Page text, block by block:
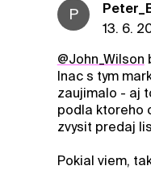
P
13. 6.
@John_Wilson
Inac s tym
zaujimalo - aj
podla ktoreho
zvysit predaj
Pokial viem,